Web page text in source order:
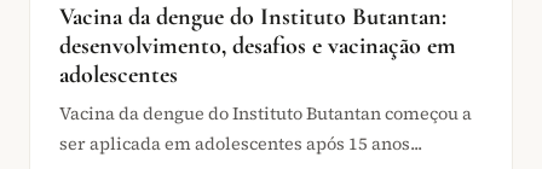
Vacina da dengue do Instituto Butantan:
desenvolvimento, desafios e vacinação em
adolescentes
Vacina da dengue do Instituto Butantan começou a
ser aplicada em adolescentes após 15 anos...